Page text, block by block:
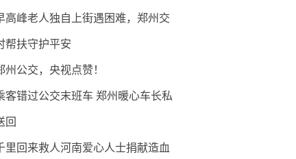
高峰老人独自上街遇困难，郑州交
帮扶守护平安
州公交，央视点赞！
客错过公交末班车 郑州暖心车长私
回
里回来救人河南爱心人士捐献造血